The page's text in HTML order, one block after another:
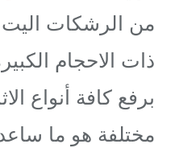
من الرشكات اليت
ذات الاحجام
برفع كافة أنواع
مختلفة هو ما